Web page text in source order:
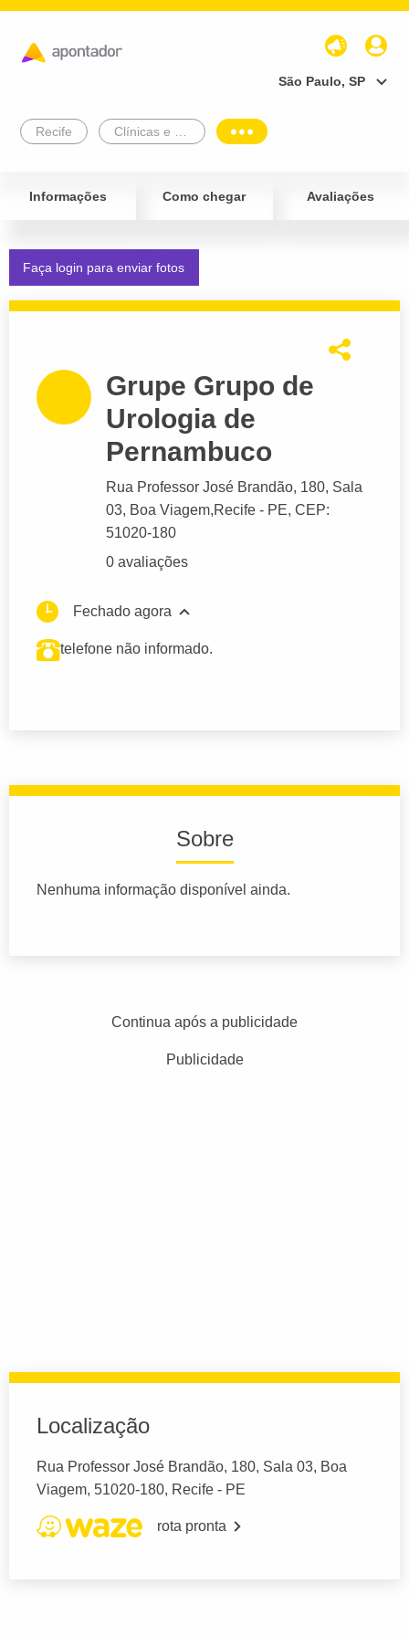
São Paulo, SP
Recife
Informações Como chegar Avaliações
Faça login para enviar fotos
Grupe Grupo de
Urologia de
Pernambuco
Rua Professor José Brandão, 180, Sala
03, Boa Viagem,Recife - PE, CEP:
51020-180
0 avaliações
Fechado agora
telefone não informado.
Sobre
Nenhuma informação disponível ainda.
Continua após a publicidade
Publicidade
Localização
Rua Professor José Brandão, 180, Sala 03, Boa
Viagem, 51020-180, Recife - PE
rota pronta